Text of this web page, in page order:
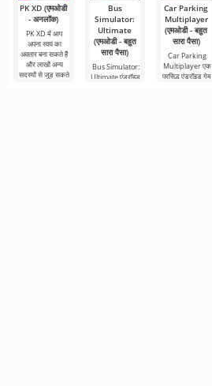
PK XD (एमओडी
- अनलॉक)
PK XD में आप
अपना स्वयं का
अवतार बना सकते हैं
और लाखों अन्य
सदस्यों से जुड़ सकते
Bus
Simulator:
Ultimate
(एमओडी - बहुत
सारा पैसा)
Bus Simulator:
Ultimate एंड्रॉइड
Car Parking
Multiplayer
(एमओडी - बहुत
सारा पैसा)
Car Parking
Multiplayer एक
प्रसिद्ध एंड्रॉइड गेम